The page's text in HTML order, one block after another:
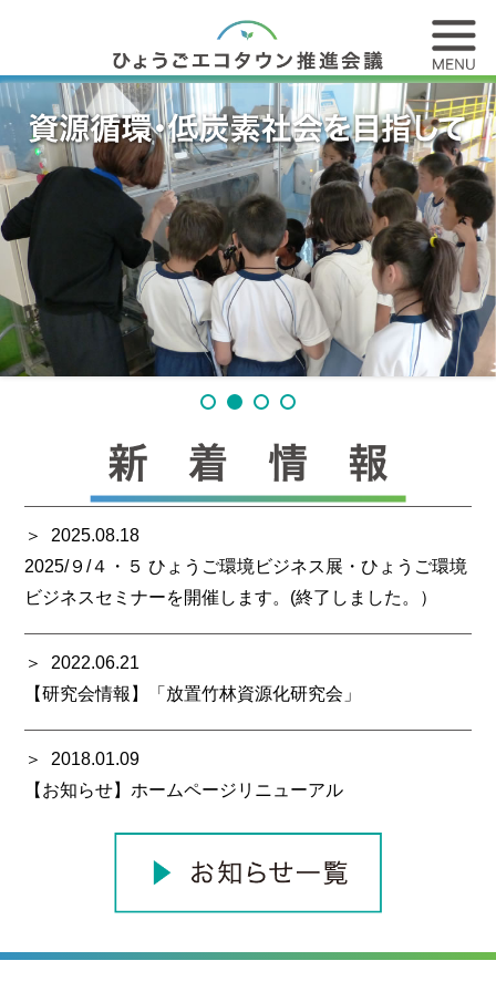
2025.08.18
2025/９/４・５ ひょうご環境ビジネス展・ひょうご環境
ビジネスセミナーを開催します。(終了しました。）
2022.06.21
【研究会情報】「放置竹林資源化研究会」
2018.01.09
【お知らせ】ホームページリニューアル